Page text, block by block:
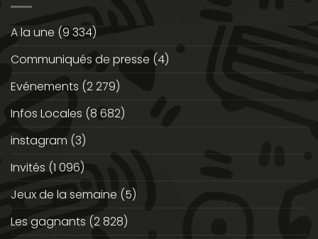
A la une (9 334)
Communiqués de presse (4)
Evénements (2 279)
Infos Locales (8 682)
instagram (3)
Invités (1 096)
Jeux de la semaine (5)
Les gagnants (2 828)